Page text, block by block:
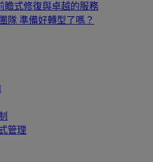
瞻式修復與卓越的服務
隊 準備好轉型了嗎？
管理